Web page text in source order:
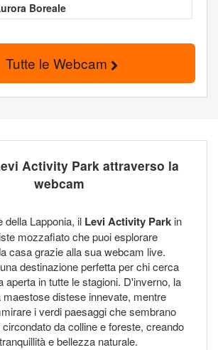
Boreale
Tutte le Webcam
Activity Park attraverso la
webcam
della Lapponia, il Levi Activity Park in
mozzafiato che puoi esplorare
casa grazie alla sua webcam live.
destinazione perfetta per chi cerca
aperta in tutte le stagioni. D'inverno, la
distese innevate, mentre
i verdi paesaggi che sembrano
da colline e foreste, creando
e bellezza naturale.